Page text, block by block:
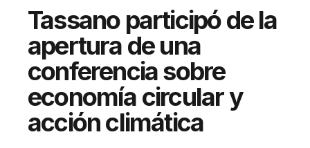
Campañas
Arbolado
Residuos
Proyectos
Empleos Verdes Locales
Tassano participó de la
apertura de una
conferencia sobre
economía circular y
acción climática